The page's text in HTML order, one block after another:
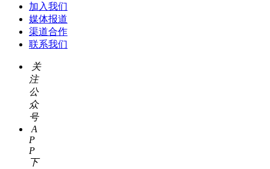
加入我们
媒体报道
渠道合作
联系我们
关
注
公
众
号
A
P
P
下